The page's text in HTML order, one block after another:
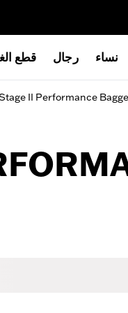
قطع رجال نساء
II Performance